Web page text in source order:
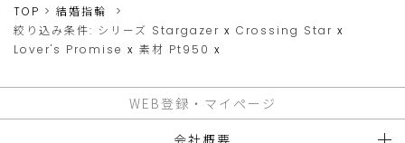
TOP
結婚指輪
絞り込み条件: シリーズ Stargazer x Crossing Star x
Lover's Promise x 素材 Pt950 x
WEB登録・マイページ